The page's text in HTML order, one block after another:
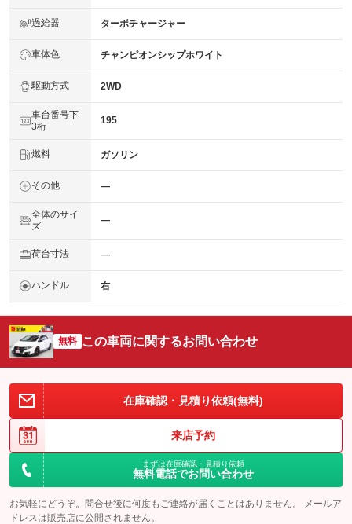
過給器 ターボチャージャー
車体色 チャンピオンシップホワイト
駆動方式 2WD
車台番号下
3桁
195
燃料 ガソリン
その他 ―
全体のサイ
ズ
―
荷台寸法 ―
ハンドル 右
無料 この車両に関するお問い合わせ
在庫確認・見積り依頼(無料)
来店予約
まずは在庫確認・見積り依頼
無料電話でお問い合わせ
お気軽にどうぞ。問合せ後に何度もご連絡が届くことはありません。 メールア
ドレスは販売店に公開されません。